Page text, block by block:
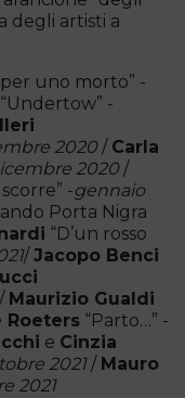
degli artisti a
uno morto” -
“Undertow” -
2020/ Carla
2020/
-gennaio
Porta Nigra
“D’un rosso
/ Jacopo Benci
/ Maurizio Gualdi
Roeters “Parto…” -
e Cinzia
2021/ Mauro
2021